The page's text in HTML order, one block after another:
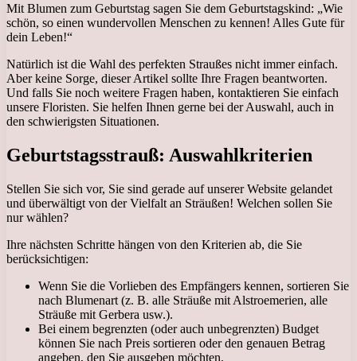
Mit Blumen zum Geburtstag sagen Sie dem Geburtstagskind: „Wie
schön, so einen wundervollen Menschen zu kennen! Alles Gute für
dein Leben!“
Natürlich ist die Wahl des perfekten Straußes nicht immer einfach.
Aber keine Sorge, dieser Artikel sollte Ihre Fragen beantworten.
Und falls Sie noch weitere Fragen haben, kontaktieren Sie einfach
unsere Floristen. Sie helfen Ihnen gerne bei der Auswahl, auch in
den schwierigsten Situationen.
Geburtstagsstrauß: Auswahlkriterien
Stellen Sie sich vor, Sie sind gerade auf unserer Website gelandet
und überwältigt von der Vielfalt an Sträußen! Welchen sollen Sie
nur wählen?
Ihre nächsten Schritte hängen von den Kriterien ab, die Sie
berücksichtigen:
Wenn Sie die Vorlieben des Empfängers kennen, sortieren Sie
nach Blumenart (z. B. alle Sträuße mit Alstroemerien, alle
Sträuße mit Gerbera usw.).
Bei einem begrenzten (oder auch unbegrenzten) Budget
können Sie nach Preis sortieren oder den genauen Betrag
angeben, den Sie ausgeben möchten.